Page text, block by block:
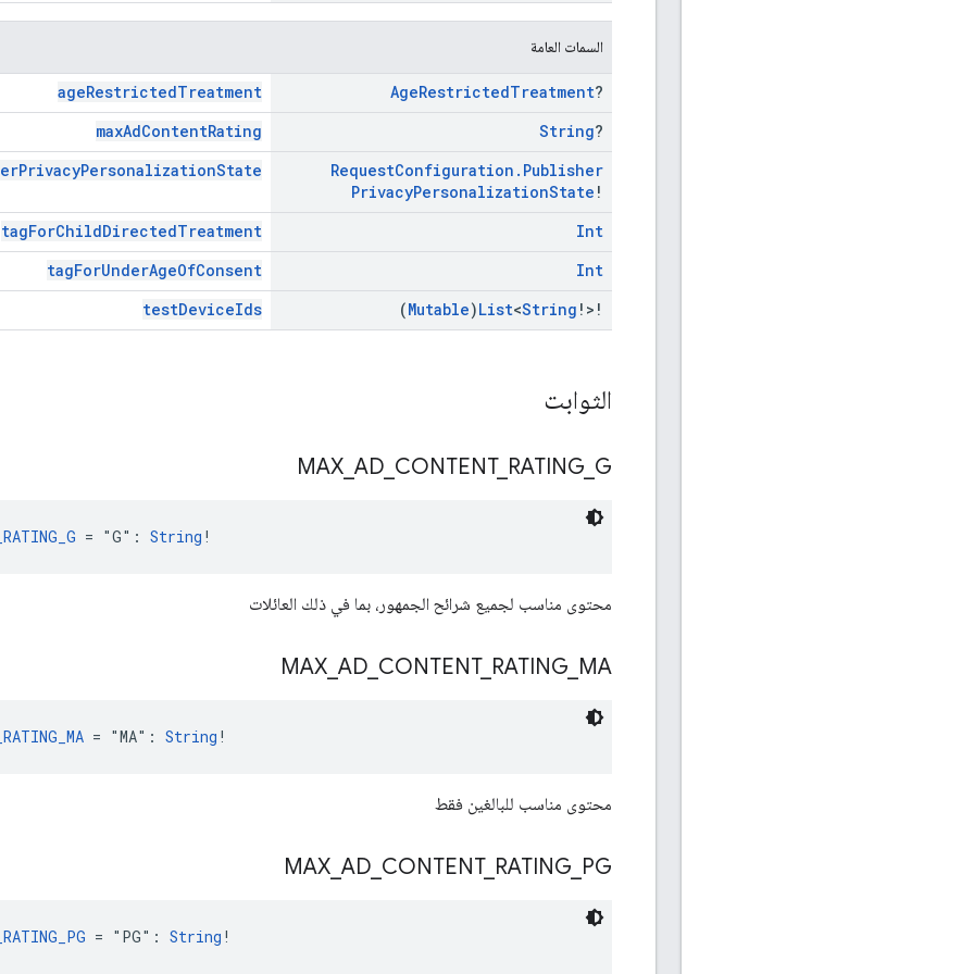
السمات العامة
AgeRestrictedTreatment?
ageRestrictedTreatment
String?
maxAdContentRating
RequestConfiguration . Publisher
PrivacyPersonalizationState !
Int
tagForChildDirectedTreatment
Int
tagForUnderAgeOfConsent
(Mutable)List<String !>!
testDeviceIds
الثوابت
MAX AD CONTENT_ RATING G
= "G": String !
محتوى مناسب لجميع شرائح الجمهور، بما في ذلك العائلات
MAX AD CONTENT_ RATING MA
= "MA": String !
محتوى مناسب للبالغين فقط
MAX AD CONTENT_ RATING PG
= "PG": String !